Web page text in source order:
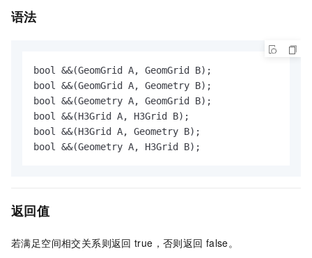
语法
bool &&(GeomGrid A, GeomGrid B);
bool &&(GeomGrid A, Geometry B);
bool &&(Geometry A, GeomGrid B);
bool &&(H3Grid A, H3Grid B);
bool &&(H3Grid A, Geometry B);
bool &&(Geometry A, H3Grid B);
返回值
若满足空间相交关系则返回 true，否则返回 false。